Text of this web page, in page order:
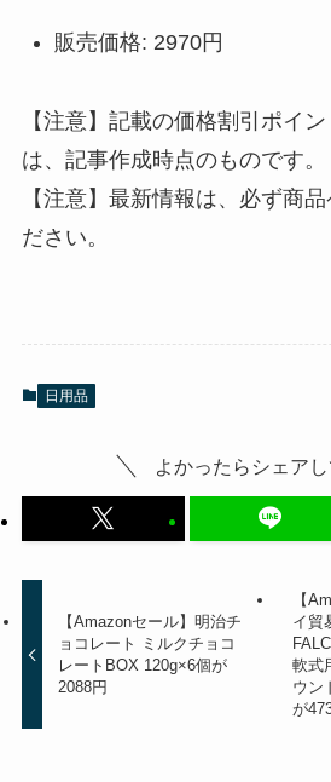
販売価格: 2970円
【注意】記載の価格割引ポイ
は、記事作成時点のものです。
【注意】最新情報は、必ず商
ださい。
日用品
よかったらシェアし
【Amazonセール】明治チ
ョコレート ミルクチョコ
レートBOX 120g×6個が
2088円
【
イ貿
軟式
ウン
が